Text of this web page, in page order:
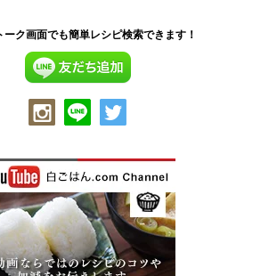
ーク画面でも簡単レシピ検索できます！